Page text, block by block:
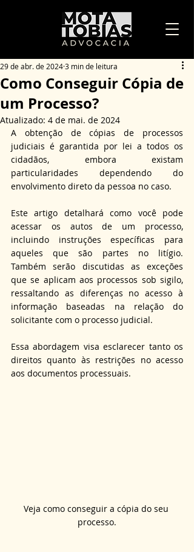
Como Conseguir Cópia de
um Processo?
29 de abr. de 20243 min de leitura
Atualizado: 4 de mai. de 2024
A obtenção de cópias de processos
judiciais é garantida por lei a todos os
cidadãos, embora existam
particularidades dependendo do
envolvimento direto da pessoa no caso.
Este artigo detalhará como você pode
acessar os autos de um processo,
incluindo instruções específicas para
aqueles que são partes no litígio.
Também serão discutidas as exceções
que se aplicam aos processos sob sigilo,
ressaltando as diferenças no acesso à
informação baseadas na relação do
solicitante com o processo judicial.
Essa abordagem visa esclarecer tanto os
direitos quanto às restrições no acesso
aos documentos processuais.
Veja como conseguir a cópia do seu
processo.